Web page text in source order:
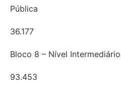
Pública
36.177
Bloco 8 – Nível Intermediário
93.453